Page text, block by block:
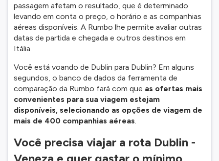
passagem afetam o resultado, que é determinado
levando em conta o preço, o horário e as companhias
aéreas disponíveis. A Rumbo lhe permite avaliar outras
datas de partida e chegada e outros destinos em
Itália.
Você está voando de Dublin para Dublin? Em alguns
segundos, o banco de dados da ferramenta de
comparação da Rumbo fará com que as ofertas mais
convenientes para sua viagem estejam
disponíveis, selecionando as opções de viagem de
mais de 400 companhias aéreas.
Você precisa viajar a rota Dublin -